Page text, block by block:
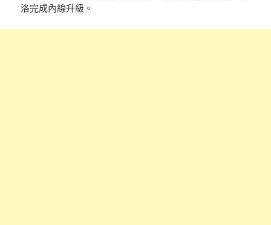
洛完成內線升級。